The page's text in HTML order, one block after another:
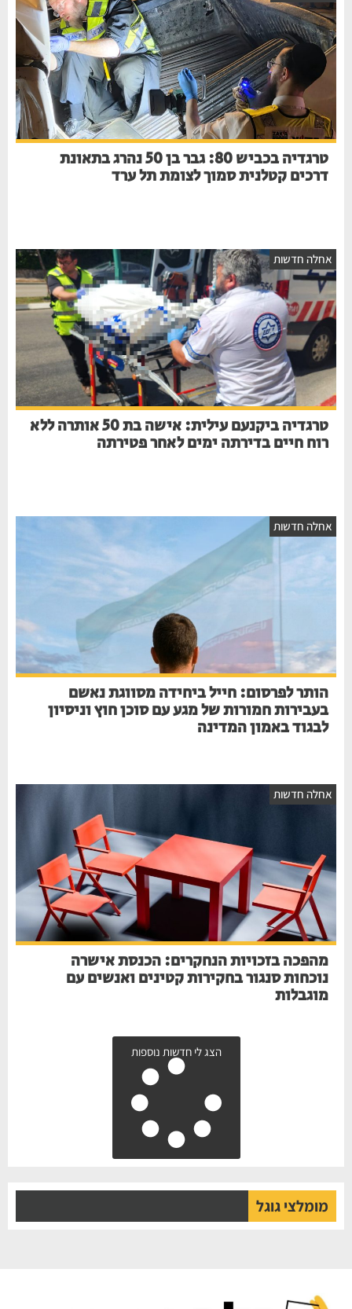
טרגדיה בכביש 80: גבר בן 50 נהרג בתאונת
דרכים קטלנית סמוך לצומת תל ערד
אחלה חדשות
טרגדיה ביקנעם עילית: אישה בת 50 אותרה ללא
רוח חיים בדירתה ימים לאחר פטירתה
אחלה חדשות
הותר לפרסום: חייל ביחידה מסווגת נאשם
בעבירות חמורות של מגע עם סוכן חוץ וניסיון
לבגוד באמון המדינה
אחלה חדשות
מהפכה בזכויות הנחקרים: הכנסת אישרה
נוכחות סנגור בחקירות קטינים ואנשים עם
מוגבלות
הצג לי חדשות נוספות
מומלצי גוגל